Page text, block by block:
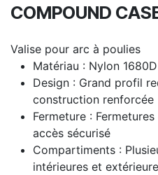
COMPOUND
Valise pour arc à poulies
Matériau : Nylon
Design : Grand profil
construction renforcée
Fermeture :
accès sécurisé
Compartiments :
intérieures et